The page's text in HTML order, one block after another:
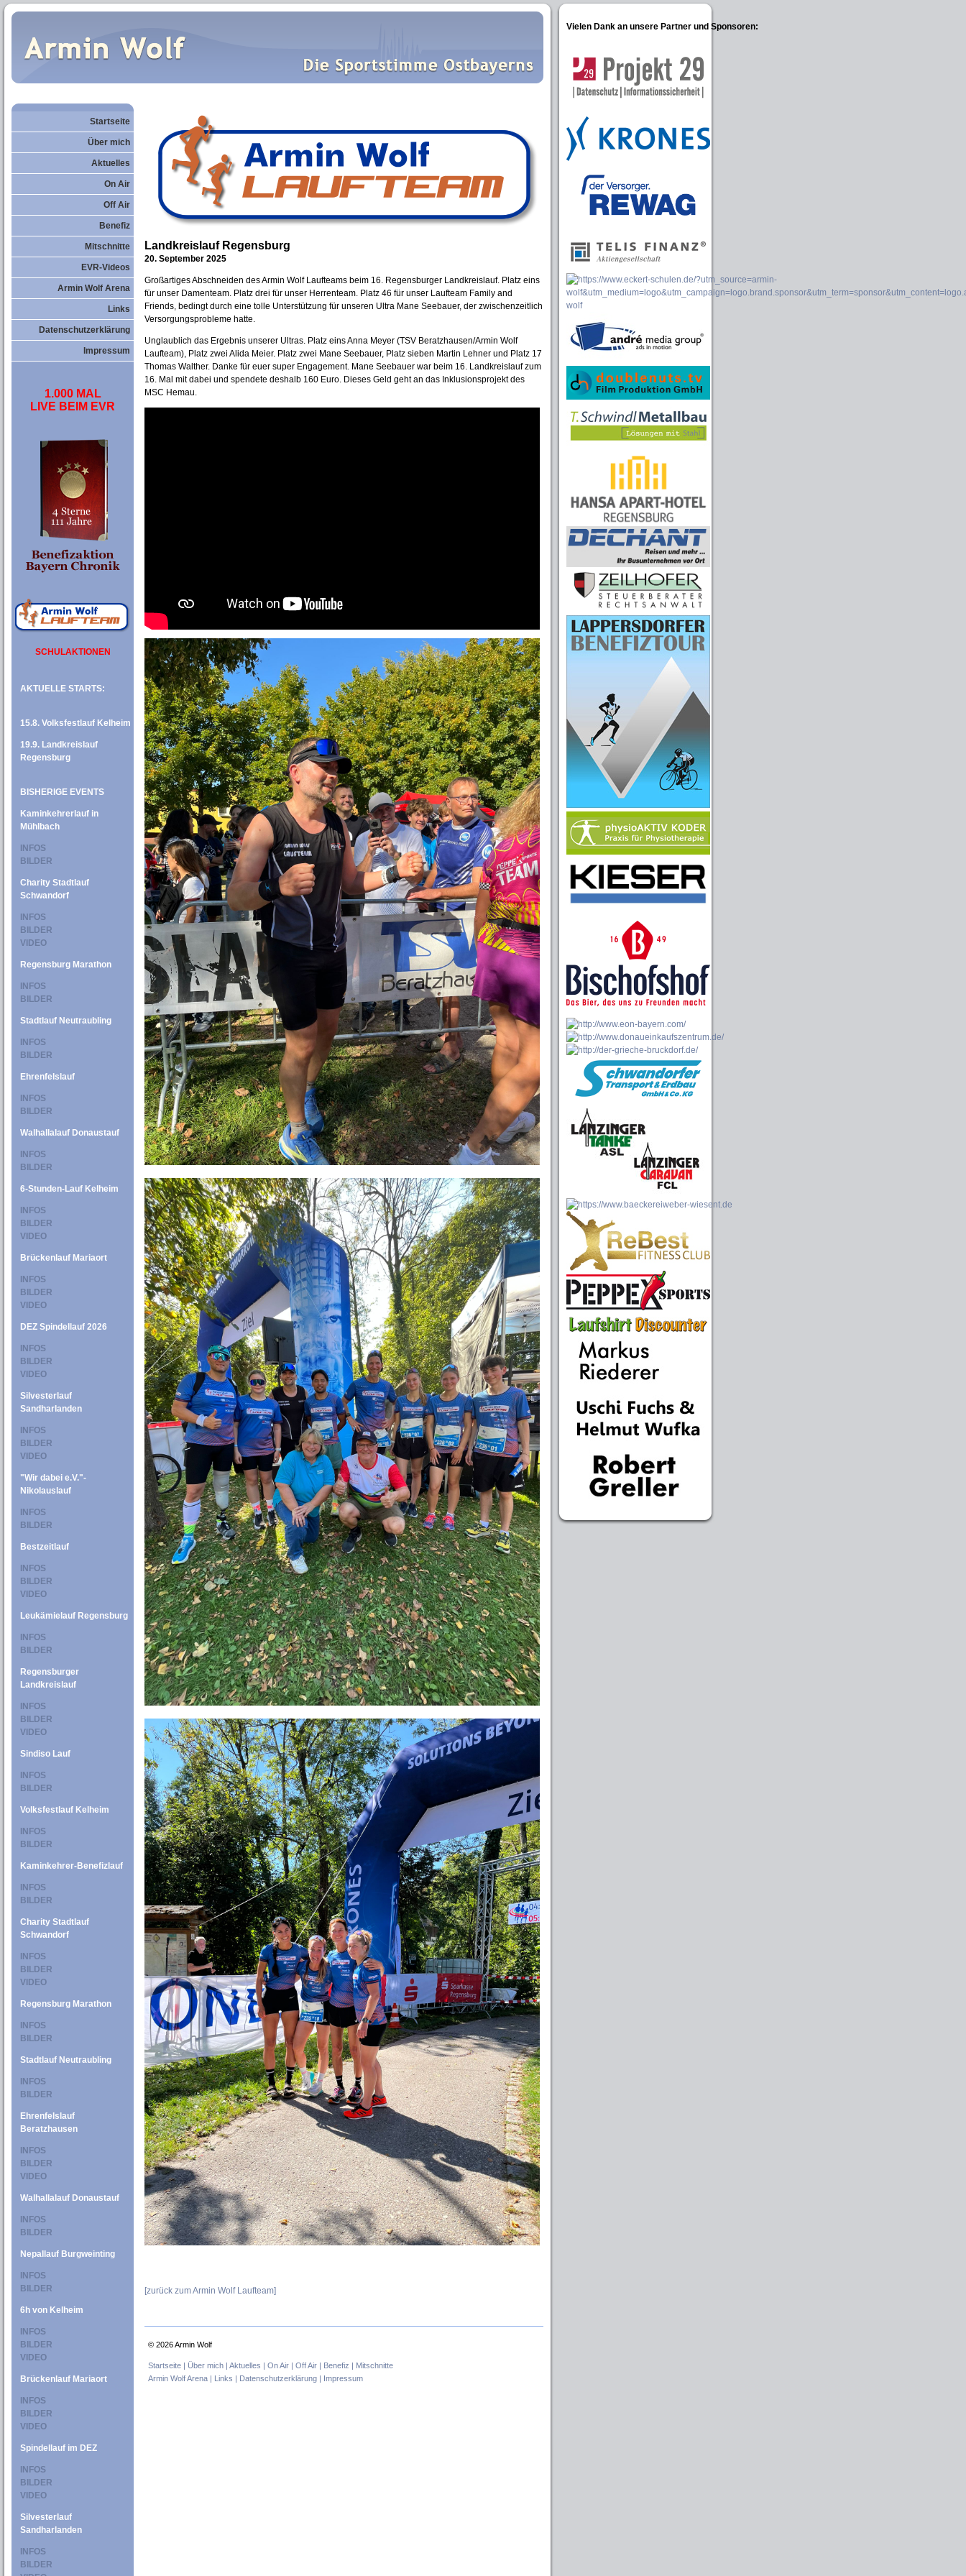
Startseite
Über mich
Aktuelles
On Air
Off Air
Benefiz
Mitschnitte
EVR-Videos
Armin Wolf Arena
Links
Datenschutzerklärung
Impressum
1.000 MAL
LIVE BEIM EVR
SCHULAKTIONEN
AKTUELLE STARTS:
15.8. Volksfestlauf Kelheim
19.9. Landkreislauf
Regensburg
BISHERIGE EVENTS
Kaminkehrerlauf in
Mühlbach
INFOS
BILDER
Charity Stadtlauf
Schwandorf
INFOS
BILDER
VIDEO
Regensburg Marathon
INFOS
BILDER
Stadtlauf Neutraubling
INFOS
BILDER
Ehrenfelslauf
INFOS
BILDER
Walhallalauf Donaustauf
INFOS
BILDER
6-Stunden-Lauf Kelheim
INFOS
BILDER
VIDEO
Brückenlauf Mariaort
INFOS
BILDER
VIDEO
DEZ Spindellauf 2026
INFOS
BILDER
VIDEO
Silvesterlauf
Sandharlanden
INFOS
BILDER
VIDEO
"Wir dabei e.V."-
Nikolauslauf
INFOS
BILDER
Bestzeitlauf
INFOS
BILDER
VIDEO
Leukämielauf Regensburg
INFOS
BILDER
Regensburger
Landkreislauf
INFOS
BILDER
VIDEO
Sindiso Lauf
INFOS
BILDER
Volksfestlauf Kelheim
INFOS
BILDER
Kaminkehrer-Benefizlauf
INFOS
BILDER
Charity Stadtlauf
Schwandorf
INFOS
BILDER
VIDEO
Regensburg Marathon
INFOS
BILDER
Stadtlauf Neutraubling
INFOS
BILDER
Ehrenfelslauf
Beratzhausen
INFOS
BILDER
VIDEO
Walhallalauf Donaustauf
INFOS
BILDER
Nepallauf Burgweinting
INFOS
BILDER
6h von Kelheim
INFOS
BILDER
VIDEO
Brückenlauf Mariaort
INFOS
BILDER
VIDEO
Spindellauf im DEZ
INFOS
BILDER
VIDEO
Silvesterlauf
Sandharlanden
INFOS
BILDER
Landkreislauf Regensburg
20. September 2025
Großartiges Abschneiden des Armin Wolf Laufteams beim 16. Regensburger Landkreislauf. Platz eins
für unser Damenteam. Platz drei für unser Herrenteam. Platz 46 für unser Laufteam Family and
Friends, bedingt durch eine tolle Unterstützung für unseren Ultra Mane Seebauer, der zwischenzeitlich
Versorgungsprobleme hatte.
Unglaublich das Ergebnis unserer Ultras. Platz eins Anna Meyer (TSV Beratzhausen/Armin Wolf
Laufteam), Platz zwei Alida Meier. Platz zwei Mane Seebauer, Platz sieben Martin Lehner und Platz 17
Thomas Walther. Danke für euer super Engagement. Mane Seebauer war beim 16. Landkreislauf zum
16. Mal mit dabei und spendete deshalb 160 Euro. Dieses Geld geht an das Inklusionsprojekt des
MSC Hemau.
[zurück zum Armin Wolf Laufteam]
© 2026 Armin Wolf
Startseite | Über mich | Aktuelles | On Air | Off Air | Benefiz | Mitschnitte
Armin Wolf Arena | Links | Datenschutzerklärung | Impressum
Vielen Dank an unsere Partner und Sponsoren: